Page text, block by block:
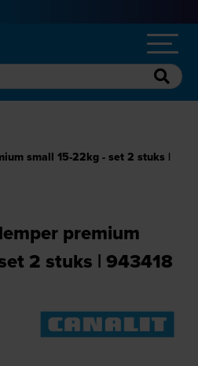
small 15-22kg - set 2 stuks |
premium
2 stuks | 943418